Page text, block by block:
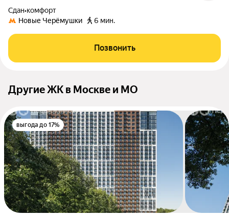
Сдан•комфорт
Новые Черёмушки
6 мин.
Позвонить
Другие ЖК в Москве и МО
выгода до 17%